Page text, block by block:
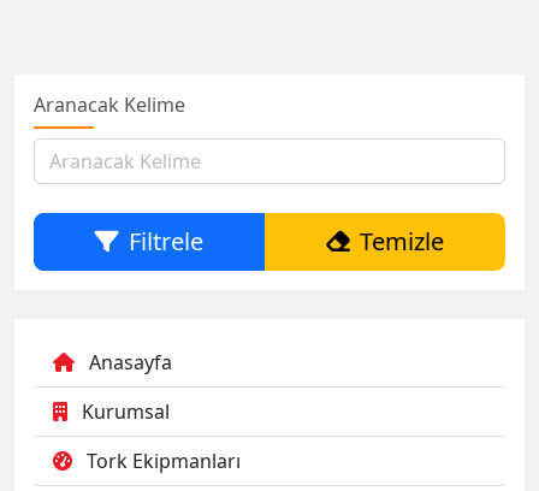
Aranacak Kelime
Filtrele Temizle
Anasayfa
Kurumsal
Tork Ekipmanları